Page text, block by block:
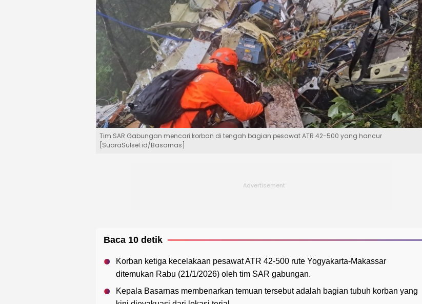
Tim SAR Gabungan mencari korban di tengah bagian pesawat ATR 42-500 yang hancur
[SuaraSulsel.id/Basarnas]
Baca 10 detik
Korban ketiga kecelakaan pesawat ATR 42-500 rute Yogyakarta-Makassar
ditemukan Rabu (21/1/2026) oleh tim SAR gabungan.
Kepala Basarnas membenarkan temuan tersebut adalah bagian tubuh korban yang